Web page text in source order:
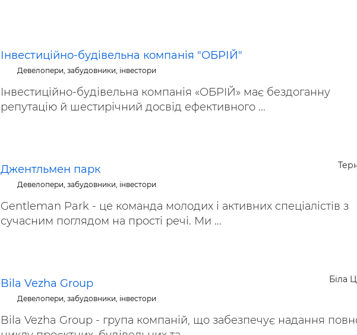
Інвестиційно-будівельна компанія "ОБРІЙ"
Девелопери, забудовники, інвестори
Інвестиційно-будівельна компанія «ОБРІЙ» має бездоганну
репутацію й шестирічний досвід ефективного ...
Джентльмен парк
Девелопери, забудовники, інвестори
Gentleman Park - це команда молодих і активних спеціалістів з
сучасним поглядом на прості речі. Ми ...
Біла
Bila Vezha Group
Девелопери, забудовники, інвестори
Bila Vezha Group - група компаній, що забезпечує надання